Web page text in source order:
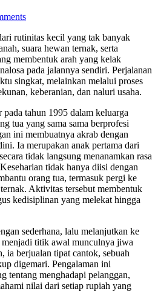
rutinitas kecil yang tak banyak
suara hewan ternak, serta
membentuk arah yang kelak
pada jalannya sendiri. Perjalanan
singkat, melainkan melalui proses
keberanian, dan naluri usaha.
tahun 1995 dalam keluarga
tua yang sama sama berprofesi
ini membuatnya akrab dengan
Ia merupakan anak pertama dari
tidak langsung menanamkan rasa
tidak hanya diisi dengan
orang tua, termasuk pergi ke
Aktivitas tersebut membentuk
kedisiplinan yang melekat hingga
sederhana, lalu melanjutkan ke
titik awal munculnya jiwa
ia berjualan tipat cantok, sebuah
digemari. Pengalaman ini
tentang menghadapi pelanggan,
nilai dari setiap rupiah yang